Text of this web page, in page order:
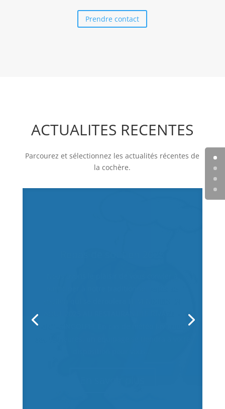
Prendre contact
ACTUALITES RECENTES
Parcourez et sélectionnez les actualités récentes de
la cochère.